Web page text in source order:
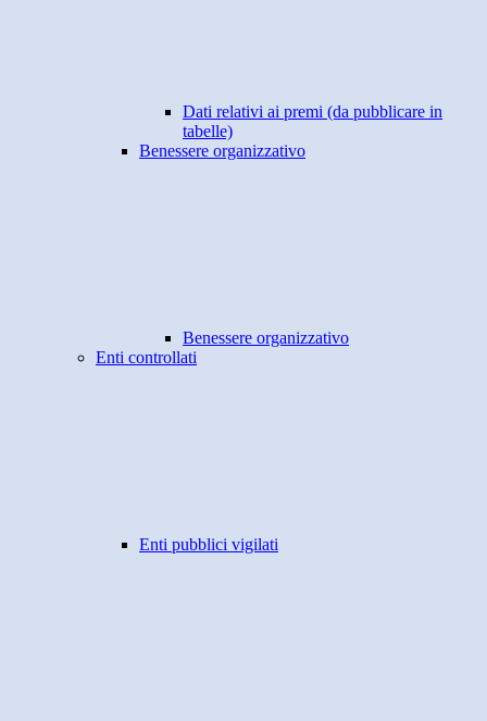
Dati relativi ai premi (da pubblicare in
tabelle)
Benessere organizzativo
Benessere organizzativo
Enti controllati
Enti pubblici vigilati